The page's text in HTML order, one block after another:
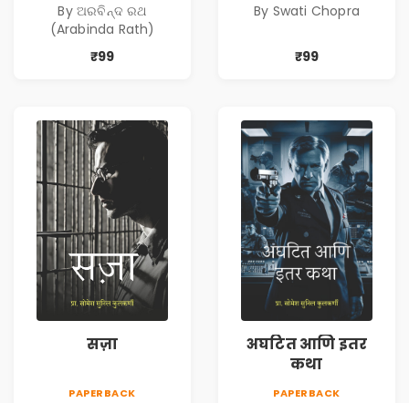
By ଅରବିନ୍ଦ ରଥ
(Arabinda Rath)
₹99
By Swati Chopra
₹99
सज़ा
PAPERBACK
अघटित आणि इतर
कथा
PAPERBACK